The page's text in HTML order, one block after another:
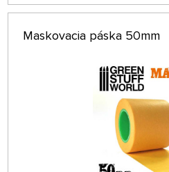
Maskovacia páska 50mm